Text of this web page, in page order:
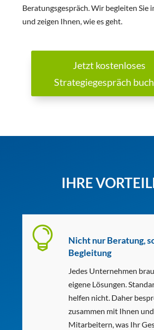
Beratungsgespräch. Wir begleiten Sie
und zeigen Ihnen, wie es geht.
Jetzt kostenloses
Strategiegespräch
IHRE

Nicht nur Beratung,
Begleitung
Jedes Unternehmen
eigene Lösungen.
helfen nicht. Daher
zusammen mit Ihnen
Mitarbeitern, was Ihr